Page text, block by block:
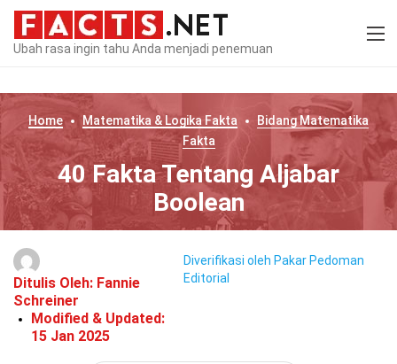
Ubah rasa ingin tahu Anda menjadi penemuan
Home Matematika & Logika Fakta
Bidang Matematika
Fakta
40 Fakta Tentang Aljabar
Boolean
Ditulis Oleh: Fannie
Schreiner
Modified & Updated:
15 Jan 2025
Diverifikasi oleh Pakar Pedoman
Editorial